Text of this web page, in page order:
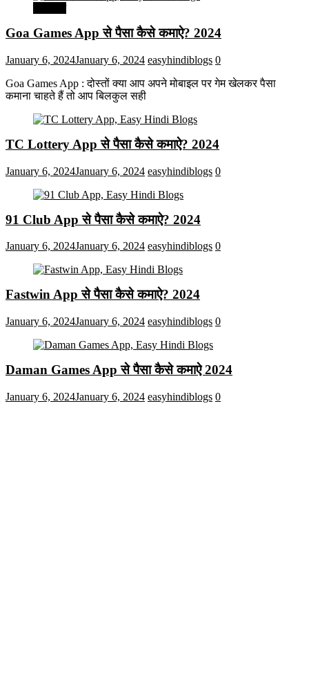
Goa Games App से पैसा कैसे कमाऐ? 2024
January 6, 2024January 6, 2024 easyhindiblogs 0
Goa Games App : दोस्तों क्या आप अपने मोबाइल पर गेम खेलकर पैसा
कमाना चाहते हैं तो आप बिलकुल सही
TC Lottery App से पैसा कैसे कमाऐ? 2024
January 6, 2024January 6, 2024 easyhindiblogs 0
91 Club App से पैसा कैसे कमाऐ? 2024
January 6, 2024January 6, 2024 easyhindiblogs 0
Fastwin App से पैसा कैसे कमाऐ? 2024
January 6, 2024January 6, 2024 easyhindiblogs 0
Daman Games App से पैसा कैसे कमाऐ 2024
January 6, 2024January 6, 2024 easyhindiblogs 0